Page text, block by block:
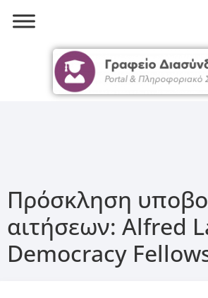
Πρόσκληση
αιτήσεων: Alfred
Democracy